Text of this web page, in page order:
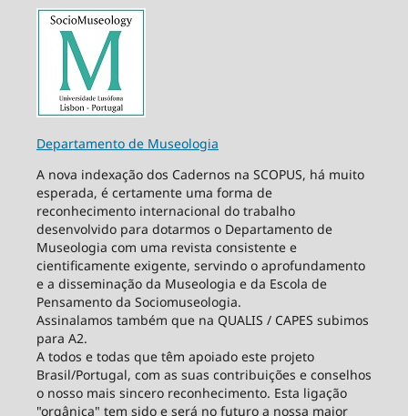
Departamento de Museologia
A nova indexação dos Cadernos na SCOPUS, há muito
esperada, é certamente uma forma de
reconhecimento internacional do trabalho
desenvolvido para dotarmos o Departamento de
Museologia com uma revista consistente e
cientificamente exigente, servindo o aprofundamento
e a disseminação da Museologia e da Escola de
Pensamento da Sociomuseologia.
Assinalamos também que na QUALIS / CAPES subimos
para A2.
A todos e todas que têm apoiado este projeto
Brasil/Portugal, com as suas contribuições e conselhos
o nosso mais sincero reconhecimento. Esta ligação
"orgânica" tem sido e será no futuro a nossa maior